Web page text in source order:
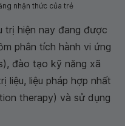
nhận thức của trẻ
trị hiện nay đang được
phân tích hành vi ứng
đào tạo kỹ năng xã
liệu, liệu pháp hợp nhất
therapy) và sử dụng